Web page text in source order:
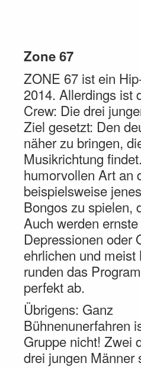
Zone 67
ZONE 67 ist ein
2014. Allerdings ist
Crew: Die drei
Ziel gesetzt: Den
näher zu bringen,
Musikrichtung
humorvollen Art an
beispielsweise
Bongos zu spielen,
Auch werden
Depressionen oder
ehrlichen und
runden das
perfekt ab.
Übrigens: Ganz
Bühnenunerfahren
Gruppe nicht! Zwei
drei jungen Männer